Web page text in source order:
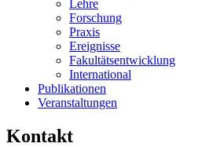
Lehre
Forschung
Praxis
Ereignisse
Fakultätsentwicklung
International
Publikationen
Veranstaltungen
Kontakt